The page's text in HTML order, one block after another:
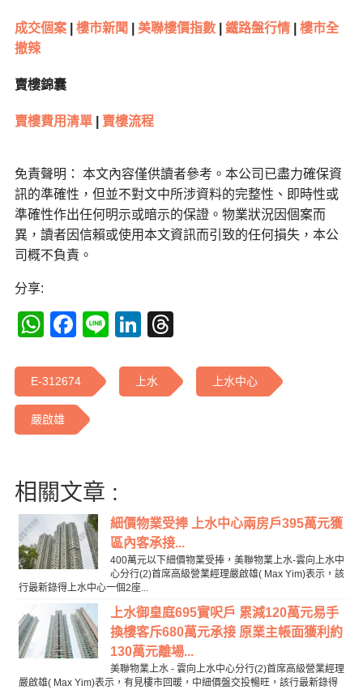
成交個案| 樓市新聞 美聯樓價指數| 鐵路盤行情|
樓市全
撤辣
賣樓錦囊
賣樓費用清單| 賣樓流程
免責聲明： 本文內容僅供讀者參考。本公司已盡力確保資
訊的準確性，但並不對文中所涉資料的完整性、即時性或
準確性作出任何明示或暗示的保證。物業狀況因個案而
異，讀者因信賴或使用本文資訊而引致的任何損失，本公
司概不負責。
分享:
WhatsApp
Facebook
LineLinkedIn
E-312674 上水 上水中心
嚴啟雄
相關文章 :
細價物業受捧 上水中心兩房戶395萬元獲
區內客承接...
400萬元以下細價物業受捧，美聯物業上水-雲向上水中
心分行(2)首席高級營業經理嚴啟雄( Max Yim)表示，該
行最新錄得上水中心一個2座...
上水御皇庭695實呎戶 累減120萬元易手
換樓客斥680萬元承接 原業主帳面獲利約
130萬元離場...
美聯物業上水 - 雲向上水中心分行(2)首席高級營業經理
嚴啟雄( Max Yim)表示，有見樓市回暖，中細價盤交投暢旺，該行最新錄得